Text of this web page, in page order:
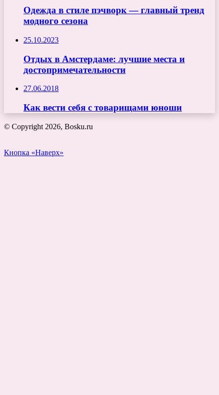
Одежда в стиле пэчворк — главный тренд
модного сезона
25.10.2023
Отдых в Амстердаме: лучшие места и
достопримечательности
27.06.2018
Как вести себя с товарищами юноши
© Copyright 2026, Bosku.ru
Кнопка «Наверх»